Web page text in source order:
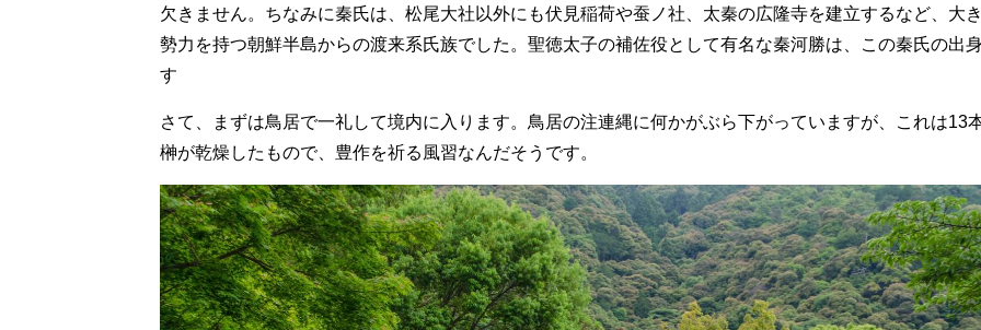
欠きません。ちなみに秦氏は、松尾大社以外にも伏見稲荷や蚕ノ社、太秦の広隆寺を建立するなど、大
勢力を持つ朝鮮半島からの渡来系氏族でした。聖徳太子の補佐役として有名な秦河勝は、この秦氏の出
す
さて、まずは鳥居で一礼して境内に入ります。鳥居の注連縄に何かがぶら下がっていますが、これは13
榊が乾燥したもので、豊作を祈る風習なんだそうです。